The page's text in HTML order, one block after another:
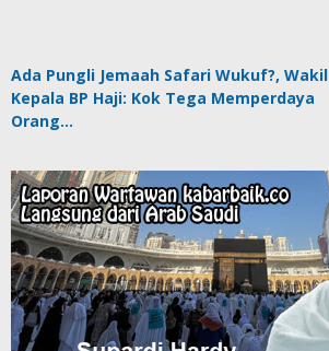
Ada Pungli Jemaah Safari Wukuf?, Wakil
Kepala BP Haji: Kok Tega Memperdaya
Orang…